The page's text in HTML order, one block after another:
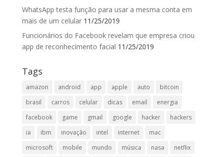
WhatsApp testa função para usar a mesma conta em
mais de um celular 11/25/2019
Funcionários do Facebook revelam que empresa criou
app de reconhecimento facial 11/25/2019
Tags
amazon android app apple auto
bitcoin
brasil
carros celular dicas email
energia
facebook
game gmail google hacker
hackers
ia
ibm inovação intel internet
mac
microsoft
mobile mundo música nasa
netflix